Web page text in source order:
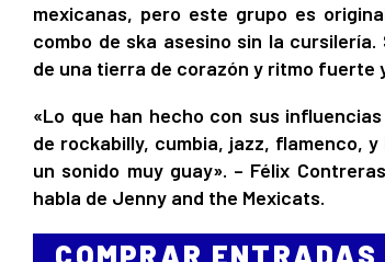
mexicanas, pero este grupo es
combo de ska asesino sin la
de una tierra de corazón y ritmo fuerte
«Lo que han hecho con sus
de rockabilly, cumbia, jazz, flamenco,
un sonido muy guay». – Félix
habla de Jenny and the Mexicats.
COMPRAR ENTRADAS